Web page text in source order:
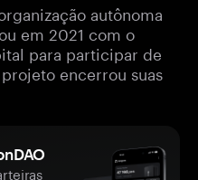
autônoma
em 2021 com o
para participar de
encerrou suas